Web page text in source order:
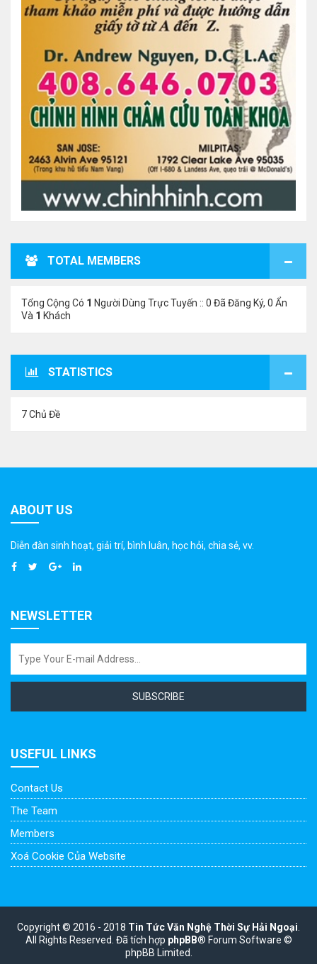
TOTAL MEMBERS
Tổng Cộng Có 1 Người Dùng Trực Tuyến :: 0 Đã Đăng Ký, 0 Ẩn
Và 1 Khách
STATISTICS
7 Chủ Đề
ABOUT US
Diễn đàn sinh hoạt, giải trí, bình luân, học hỏi, chia sẻ, vv.
NEWSLETTER
SUBSCRIBE
USEFUL LINKS
Contact Us
The Team
Members
Xoá Cookie Của Website
Copyright © 2016 - 2018 Tin Tức Văn Nghệ Thời Sự Hải Ngoại
All Rights Reserved. Đã tích hợp phpBB® Forum Software ©
phpBB Limited.